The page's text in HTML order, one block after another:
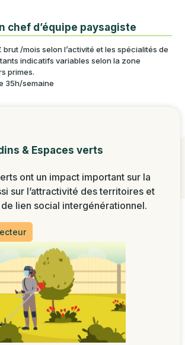
chef d’équipe paysagiste
/mois selon l’activité et les spécialités de
indicatifs variables selon la zone
primes.
35h/semaine
& Espaces verts
ont un impact important sur la
sur l’attractivité des territoires et
lien social intergénérationnel.